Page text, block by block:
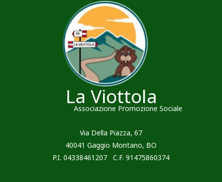
La Viottola
Associazione Promozione Sociale
Via Della Piazza, 67
40041 Gaggio Montano, BO
P.I. 04338461207 C.F. 91475860374